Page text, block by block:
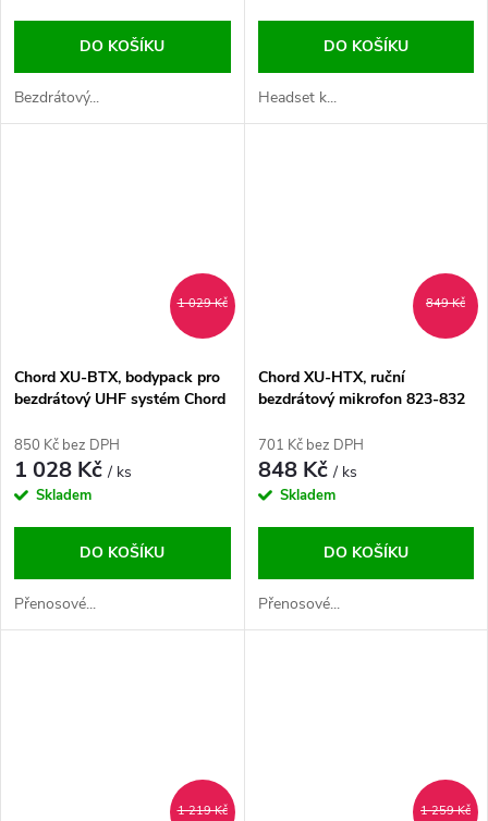
DO KOŠÍKU
Bezdrátový...
DO KOŠÍKU
Headset k...
1 029 Kč
Chord XU-BTX, bodypack pro
bezdrátový UHF systém Chord
850 Kč bez DPH
1 028 Kč/ ks
Skladem
DO KOŠÍKU
Přenosové...
849 Kč
Chord XU-HTX, ruční
bezdrátový mikrofon 823-832
701 Kč bez DPH
848 Kč/ ks
Skladem
DO KOŠÍKU
Přenosové...
1 219 Kč 1 259 Kč